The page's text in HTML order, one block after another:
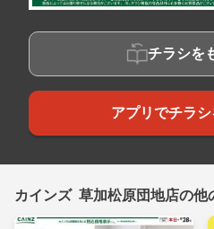
チラシを
アプリでチラ
カインズ 草加松原団地店の他